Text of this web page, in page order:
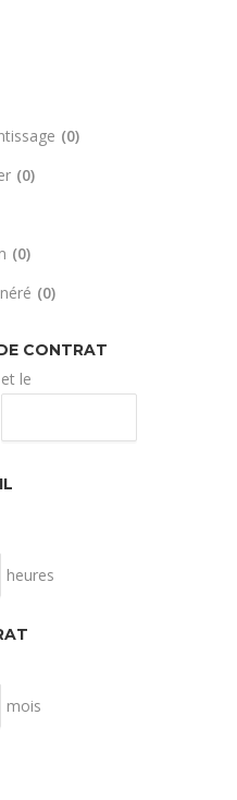
(0)
(0)
(0)
(0)
CONTRAT
et le
heures
mois